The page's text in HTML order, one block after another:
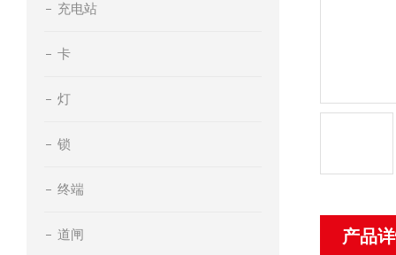
充电站
卡
灯
锁
终端
道闸 产品